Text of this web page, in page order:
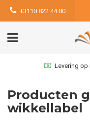
+3110 822 44 00
Levering op
Producten
wikkellabel